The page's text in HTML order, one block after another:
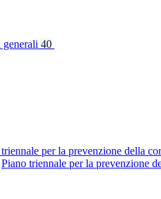
40
per la prevenzione della
Piano triennale per la prevenzione